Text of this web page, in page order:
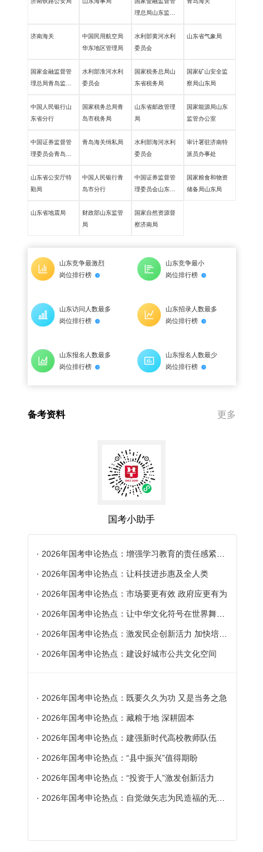
理总局山东监管
济南海关
中国民用航空局
华东地区管理局
水利部黄河水利
委员会
山东省气象局
国家金融监督管
理总局青岛监管
水利部淮河水利
委员会
国家税务总局山
东省税务局
国家矿山安全监
察局山东局
中国人民银行山
东省分行
国家税务总局青
岛市税务局
山东省邮政管理
局
国家能源局山东
监管办公室
中国证券监督管
理委员会青岛监
青岛海关缉私局
水利部海河水利
委员会
审计署驻济南特
派员办事处
山东省公安厅特
勤局
中国人民银行青
岛市分行
中国证券监督管
理委员会山东监
国家粮食和物资
储备局山东局
山东省地震局
财政部山东监管
局
国家自然资源督
察济南局
山东竞争最激烈
岗位排行榜
山东竞争最小
岗位排行榜
山东访问人数最多
岗位排行榜
山东招录人数最多
岗位排行榜
山东报名人数最多
岗位排行榜
山东报名人数最少
岗位排行榜
备考资料 更多
国考小助手
· 2026年国考申论热点：增强学习教育的责任感紧迫感
· 2026年国考申论热点：让科技进步惠及全人类
· 2026年国考申论热点：市场要更有效 政府应更有为
· 2026年国考申论热点：让中华文化符号在世界舞台上更加璀璨
· 2026年国考申论热点：激发民企创新活力 加快培育新质生产力
· 2026年国考申论热点：建设好城市公共文化空间
· 2026年国考申论热点：既要久久为功 又是当务之急
· 2026年国考申论热点：藏粮于地 深耕固本
· 2026年国考申论热点：建强新时代高校教师队伍
· 2026年国考申论热点：“县中振兴”值得期盼
· 2026年国考申论热点：“投资于人”激发创新活力
· 2026年国考申论热点：自觉做矢志为民造福的无私奉献者